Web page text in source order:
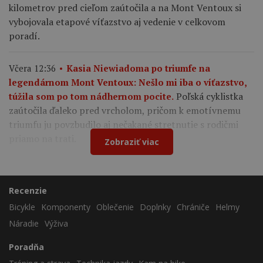
kilometrov pred cieľom zaútočila a na Mont Ventoux si
vybojovala etapové víťazstvo aj vedenie v celkovom
poradí.
Včera 12:36
Kasia Niewiadoma po triumfe na
legendárnom Mont Ventoux: Nešlo mi iba o víťazstvo,
túžila som po tom nádhernom pocite. Poľská cyklistka
zaútočila ďaleko pred vrcholom, pričom k emotívnemu
triumfu ju povzbudilo aj nečakané stretnutie s rodičmi
Zobraziť viac
Recenzie
Bicykle
Komponenty Oblečenie Doplnky Chrániče
Helmy
Náradie Výživa
Poradňa